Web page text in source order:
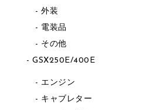
外装
電装品
その他
GSX250E/400E
エンジン
キャブレター